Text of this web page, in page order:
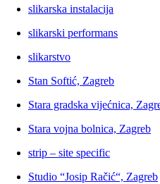
slikarska instalacija
slikarski performans
slikarstvo
Stan Softić, Zagreb
Stara gradska vijećnica,
Stara vojna bolnica, Zagreb
strip – site specific
Studio “Josip Račić“, Zagreb